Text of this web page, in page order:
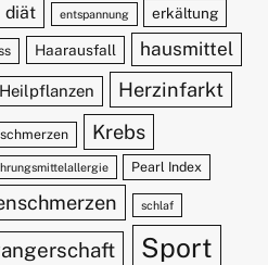
diät entspannung erkältung
Haarausfall hausmittel
Heilpflanzen Herzinfarkt
Krebs
Pearl Index
schlaf
Sport